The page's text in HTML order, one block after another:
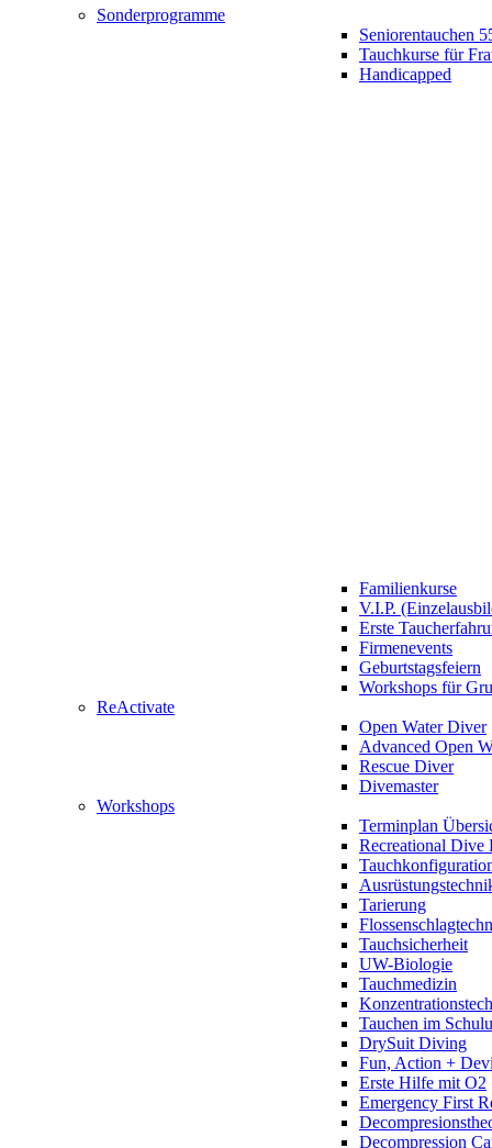
Sonderprogramme
Seniorentauchen
Tauchkurse für
Handicapped
Familienkurse
V.I.P.
Erste
Firmenevents
Geburtstagsfeiern
Workshops für
ReActivate
Open Water Diver
Advanced Open
Rescue Diver
Divemaster
Workshops
Terminplan
Recreational Dive
Tarierung
Tauchsicherheit
UW-Biologie
Tauchmedizin
Tauchen im
DrySuit Diving
Fun, Action +
Erste Hilfe mit O2
Emergency First
Decompression